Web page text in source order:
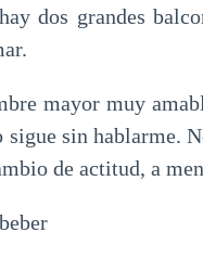
dos grandes
mayor muy
sigue sin hablarme.
de actitud, a